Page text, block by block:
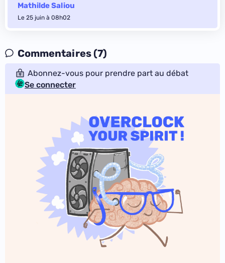
Mathilde Saliou
Le 25 juin à 08h02
Commentaires (7)
Abonnez-vous pour prendre part au débat
Se connecter